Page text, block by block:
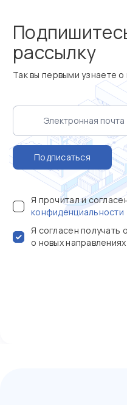
рассылку
Так вы первыми узнаете о
Подписаться
Я прочитал и
конфиденциальности
Я согласен получать
о новых